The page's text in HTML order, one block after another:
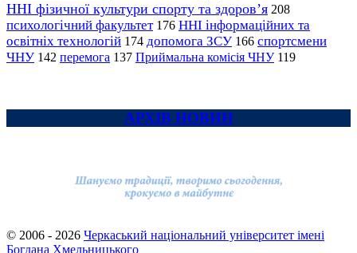
ННІ фізичної культури спорту та здоров’я 208
психологічний факультет 176 ННІ інформаційних та
освітніх технологій 174 допомога ЗСУ 166 спортсмени
ЧНУ 142 перемога 137 Приймальна комісія ЧНУ 119
АРХІВ НОВИН
© 2006 - 2026 Черкаський національний університет імені
Богдана Хмельницького